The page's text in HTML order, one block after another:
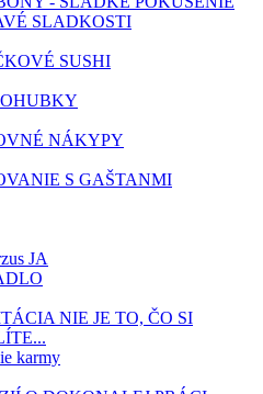
SLADKOSTI
SUSHI
NÁKYPY
S GAŠTANMI
JA
NIE JE TO, ČO SI
karmy